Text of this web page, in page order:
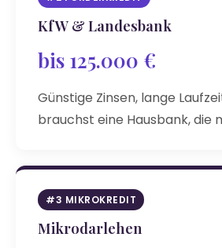
KfW & Landesbank
bis 125.000 €
Günstige Zinsen, lange
brauchst eine Hausbank, die
#3 MIKROKREDIT
Mikrodarlehen